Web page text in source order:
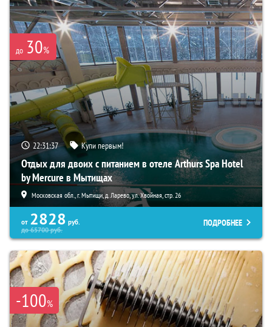
до 30%
22:31:36 Купи первым!
Отдых для двоих с питанием в отеле Arthurs Spa Hotel
by Mercure в Мытищах
Московская обл., г. Мытищи, д. Ларево, ул. Хвойная, стр. 26
от 2828 руб.
до65700руб.
ПОДРОБНЕЕ
-100%